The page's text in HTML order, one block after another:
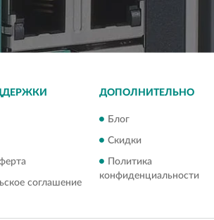
соглашение
ДОПОЛНИТЕЛЬНО
Блог
Скидки
Политика
конфиденциальности